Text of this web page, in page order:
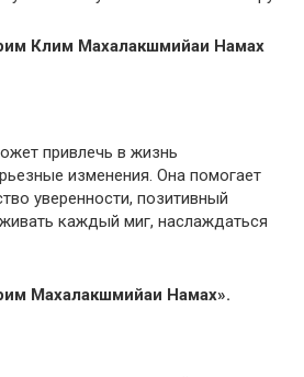
Клим Махалакшмийаи Намах
привлечь в жизнь
изменения. Она помогает
уверенности, позитивный
каждый миг, наслаждаться
Махалакшмийаи Намах».